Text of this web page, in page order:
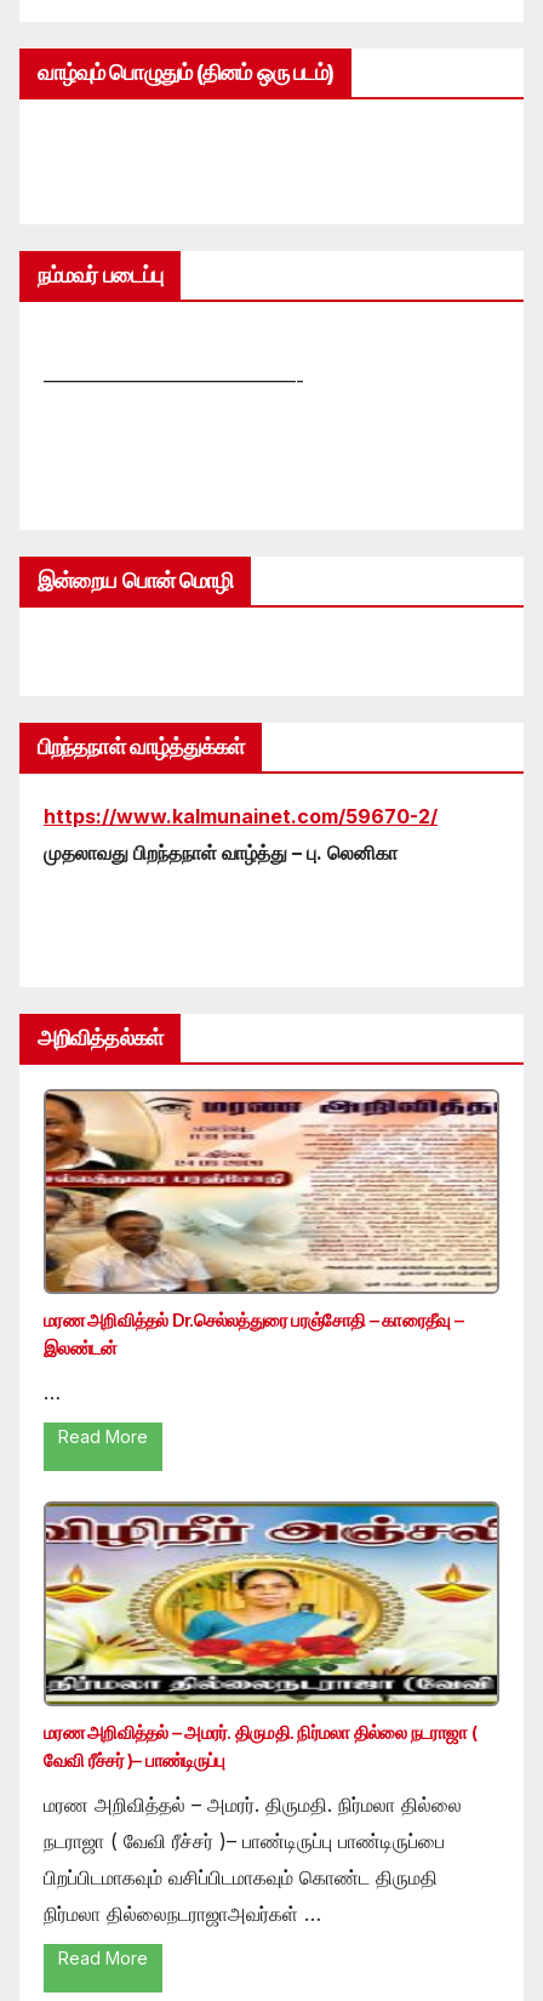
வாழ்வும் பொழுதும் (தினம் ஒரு படம்)
நம்மவர் படைப்பு
—————————————-
இன்றைய பொன் மொழி
பிறந்தநாள் வாழ்த்துக்கள்
https://www.kalmunainet.com/59670-2/
முதலாவது பிறந்தநாள் வாழ்த்து – பு. லெனிகா
அறிவித்தல்கள்
மரண அறிவித்தல் Dr.செல்லத்துரை பரஞ்சோதி – காரைதீவு –
இலண்டன்
…
Read More
மரண அறிவித்தல் – அமரர். திருமதி. நிர்மலா தில்லை நடராஜா (
வேவி ரீச்சர் )– பாண்டிருப்பு
மரண அறிவித்தல் – அமரர். திருமதி. நிர்மலா தில்லை
நடராஜா ( வேவி ரீச்சர் )– பாண்டிருப்பு பாண்டிருப்பை
பிறப்பிடமாகவும் வசிப்பிடமாகவும் கொண்ட திருமதி
நிர்மலா தில்லைநடராஜாஅவர்கள் …
Read More